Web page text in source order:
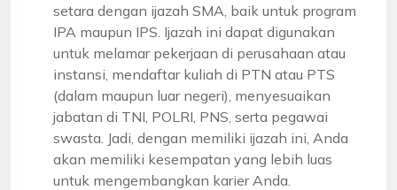
setara dengan ijazah SMA, baik untuk program
IPA maupun IPS. Ijazah ini dapat digunakan
untuk melamar pekerjaan di perusahaan atau
instansi, mendaftar kuliah di PTN atau PTS
(dalam maupun luar negeri), menyesuaikan
jabatan di TNI, POLRI, PNS, serta pegawai
swasta. Jadi, dengan memiliki ijazah ini, Anda
akan memiliki kesempatan yang lebih luas
untuk mengembangkan karier Anda.